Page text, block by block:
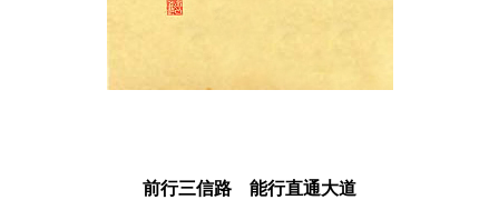
前行三信路 能行直通大道